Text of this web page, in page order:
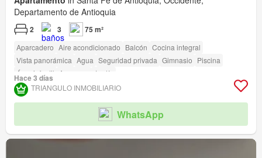
Departamento de Antioquia
2 3 75 m²
Aparcadero Aire acondicionado Balcón Cocina integral
Vista panorámica Agua Seguridad privada Gimnasio Piscina
Área infantil
Ascensor Jardín
Hace 3 días
TRIANGULO INMOBILIARIO
WhatsApp